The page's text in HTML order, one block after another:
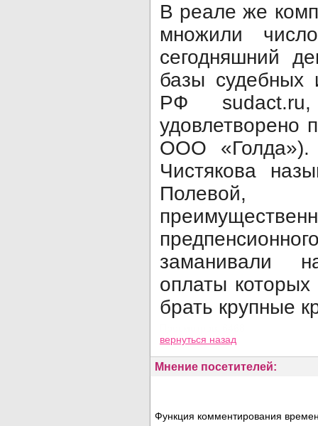
В реале же
множили
сегодняшний
базы судебных
РФ
удовлетворено
ООО «Голда»).
Чистякова
Полевой,
заманивали
оплаты
брать крупные
вернуться назад
Мнение посетителей:
Функция комментирования